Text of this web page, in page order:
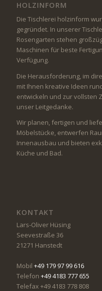
HOLZINFORM
Die Tischlerei holzinform
gegründet. In unserer
Rosengarten stehen
Maschinen für beste
Verfügung.
Die Herausforderung, im
mit Ihnen kreative Ideen
entwickeln und zur vollsten
unser Leitgedanke.
Wir planen, fertigen und
Möbelstücke, entwerfen
Innenausbau und bieten
Küche und Bad.
KONTAKT
Lars-Oliver Hüsing
Seevestraße 36
21271 Hanstedt
Mobil +49 179 97 99 616
Telefon +49 4183 777 655
Telefax +49 4183 778 808